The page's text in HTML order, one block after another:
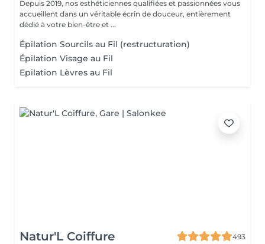
Depuis 2019, nos esthéticiennes qualifiées et passionnées vous
accueillent dans un véritable écrin de douceur, entièrement
dédié à votre bien-être et ...
Épilation Sourcils au Fil (restructuration)
Épilation Visage au Fil
Epilation Lèvres au Fil
Natur'L Coiffure
493